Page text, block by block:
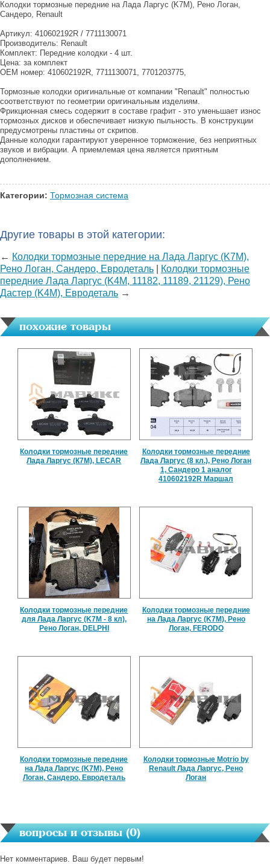
Колодки тормозные передние на Лада Ларгус (K7M), Рено Логан,
Сандеро, Renault
Артикул: 410602192R / 7711130071
Производитель: Renault
Комплект: Передние колодки - 4 шт.
Цена: за комплект
OEM номер: 410602192R, 7711130071, 7701203775,
Тормозные колодки оригинальные от компании "Renault" полностью
соответствуют по геометрии оригинальным изделиям.
Фрикционная смесь содержит в составе графит - это уменьшает износ
тормозных дисков и обеспечивает низкую пыльность. В конструкции
предусмотрены пластины от скрипов.
Данные колодки гарантируют уверенное торможение, без неприятных
звуков и вибрации. А приемлемая цена является приятным
дополнением.
Категории: Тормозная система
Другие товары в этой категории:
← Колодки тормозные передние на Лада Ларгус (K7M),
Рено Логан, Сандеро, Евродеталь
Колодки тормозные
передние Лада Ларгус (K4M, 11182, 11189, 21129), Рено
Дастер (K4M), Евродеталь →
похожие товары
Колодки тормозные передние
Лада Ларгус (К7М), LECAR
Колодки тормозные передние
Лада Ларгус (8 кл.), Рено Логан
1, Сандеро 1 аналог
410602192R Маршал
Колодки тормозные передние
для Лада Ларгус (K7M - 8 кл),
Рено Логан, DELPHI
Колодки тормозные передние
на Лада Ларгус (K7M), Рено
Логан, FERODO
Колодки тормозные передние
на Лада Ларгус (K7M), Рено
Логан, Сандеро, Евродеталь
Колодки тормозные Motrio by
Renault Лада Ларгус, Рено
Логан
вопросы и отзывы (0)
Нет комментариев. Ваш будет первым!